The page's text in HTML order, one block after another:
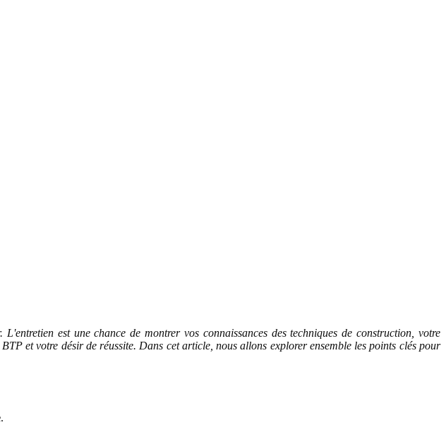
est une chance de montrer vos connaissances des techniques de construction, votre
et votre désir de réussite. Dans cet article, nous allons explorer ensemble les points clés pour
.